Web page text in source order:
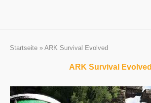
Startseite » ARK Survival Evolved
ARK Survival Evolved